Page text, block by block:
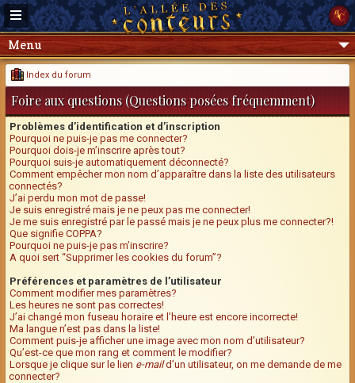
Menu
Index du forum
Foire aux questions (Questions posées fréquemment)
Problèmes d’identification et d’inscription
Pourquoi ne puis-je pas me connecter?
Pourquoi dois-je m’inscrire après tout?
Pourquoi suis-je automatiquement déconnecté?
Comment empêcher mon nom d’apparaître dans la liste des utilisateurs
connectés?
J’ai perdu mon mot de passe!
Je suis enregistré mais je ne peux pas me connecter!
Je me suis enregistré par le passé mais je ne peux plus me connecter?!
Que signifie COPPA?
Pourquoi ne puis-je pas m’inscrire?
A quoi sert “Supprimer les cookies du forum”?
Préférences et paramètres de l’utilisateur
Comment modifier mes paramètres?
Les heures ne sont pas correctes!
J’ai changé mon fuseau horaire et l’heure est encore incorrecte!
Ma langue n’est pas dans la liste!
Comment puis-je afficher une image avec mon nom d’utilisateur?
Qu’est-ce que mon rang et comment le modifier?
Lorsque je clique sur le lien e-maild’un utilisateur, on me demande de me
connecter?